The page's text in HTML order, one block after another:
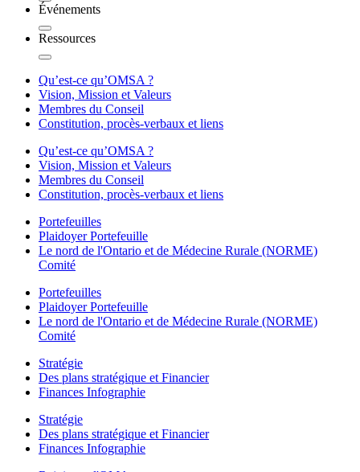
Événements
Ressources
Qu’est-ce qu’OMSA ?
Vision, Mission et Valeurs
Membres du Conseil
Constitution, procès-verbaux et liens
Qu’est-ce qu’OMSA ?
Vision, Mission et Valeurs
Membres du Conseil
Constitution, procès-verbaux et liens
Portefeuilles
Plaidoyer Portefeuille
Le nord de l'Ontario et de Médecine Rurale (NORME)
Comité
Portefeuilles
Plaidoyer Portefeuille
Le nord de l'Ontario et de Médecine Rurale (NORME)
Comité
Stratégie
Des plans stratégique et Financier
Finances Infographie
Stratégie
Des plans stratégique et Financier
Finances Infographie